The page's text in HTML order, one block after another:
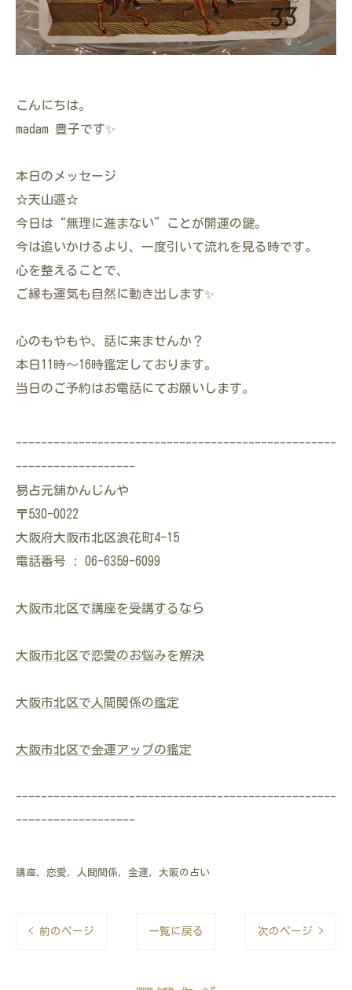
こんにちは。
madam 豊子です✨
本日のメッセージ
☆天山遯☆
今日は“無理に進まない”ことが開運の鍵。
今は追いかけるより、一度引いて流れを見る時です。
心を整えることで、
ご縁も運気も自然に動き出します✨
心のもやもや、話に来ませんか？
本日11時〜16時鑑定しております。
当日のご予約はお電話にてお願いします。
---------------------------------------------------
-------------------
易占元舖かんじんや
〒530-0022
大阪府大阪市北区浪花町4-15
電話番号 : 06-6359-6099
大阪市北区で講座を受講するなら
大阪市北区で恋愛のお悩みを解決
大阪市北区で人間関係の鑑定
大阪市北区で金運アップの鑑定
---------------------------------------------------
-------------------
講座 恋愛 人間関係 金運 大阪の占い
< 前のページ 一覧に戻る 次のページ >